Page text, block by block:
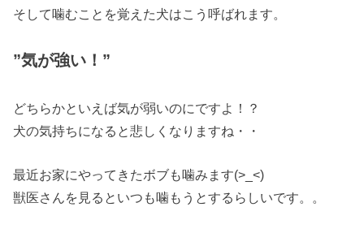
そして噛むことを覚えた犬はこう呼ばれます。
”気が強い！”
どちらかといえば気が弱いのにですよ！？
犬の気持ちになると悲しくなりますね・・
最近お家にやってきたボブも噛みます(>_<)
獣医さんを見るといつも噛もうとするらしいです。。